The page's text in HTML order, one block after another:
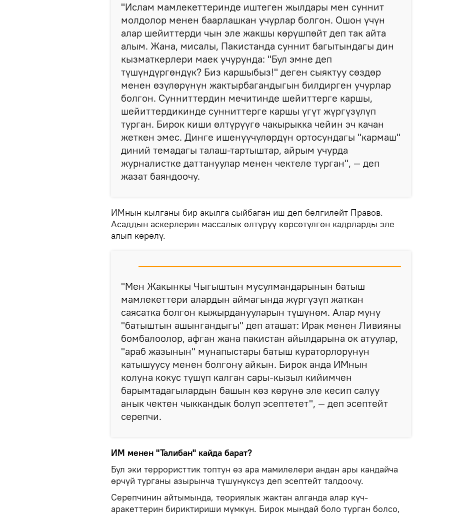
"Ислам мамлекеттеринде иштеген жылдары мен суннит
молдолор менен баарлашкан учурлар болгон. Ошон үчүн
алар шейиттерди чын эле жакшы көрүшпөйт деп так айта
алым. Жана, мисалы, Пакистанда суннит багытындагы дин
кызматкерлери маек учурунда: "Бул эмне деп
түшүндүргөндүк? Биз каршыбыз!" деген сыяктуу сөздөр
менен өзүлөрүнүн жактырбагандыгын билдирген учурлар
болгон. Сунниттердин мечитинде шейиттерге каршы,
шейиттердикинде сунниттерге каршы үгүт жүргүзүлүп
турган. Бирок киши өлтүрүүгө чакырыкка чейин эч качан
жеткен эмес. Динге ишенүүчүлөрдүн ортосундагы "кармаш"
диний темадагы талаш-тартыштар, айрым учурда
журналистке даттануулар менен чектеле турган", — деп
жазат баяндоочу.
ИМнын кылганы бир акылга сыйбаган иш деп белгилейт Правов.
Асаддын аскерлерин массалык өлтүрүү көрсөтүлгөн кадрларды эле
алып көрөлү.
"Мен Жакынкы Чыгыштын мусулмандарынын батыш
мамлекеттери алардын аймагында жүргүзүп жаткан
саясатка болгон кыжырданууларын түшүнөм. Алар муну
"батыштын ашынгандыгы" деп аташат: Ирак менен Ливияны
бомбалоолор, афган жана пакистан айылдарына ок атуулар,
"араб жазынын" мунапыстары батыш кураторлорунун
катышуусу менен болгону айкын. Бирок анда ИМнын
колуна кокус түшүп калган сары-кызыл кийимчен
барымтадагылардын башын көз көрүнө эле кесип салуу
анык чектен чыккандык болуп эсептетет", — деп эсептейт
серепчи.
ИМ менен "Талибан" кайда барат?
Бул эки террористтик топтун өз ара мамилелери андан ары кандайча
өрчүй турганы азырынча түшүнүксүз деп эсептейт талдоочу.
Серепчинин айтымында, теориялык жактан алганда алар күч-
аракеттерин бириктириши мүмкүн. Бирок мындай боло турган болсо,